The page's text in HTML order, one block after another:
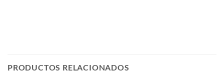
PRODUCTOS RELACIONADOS